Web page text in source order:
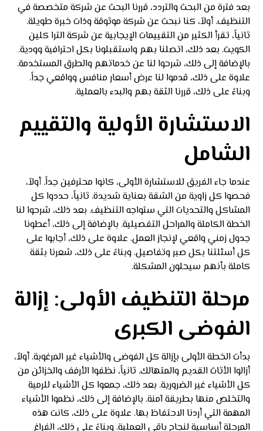
بعد فترة من البحث والتردد، قررنا البحث عن شركة متخصصة في
التنظيف. أولاً، كنا نبحث عن شركة موثوقة وذات خبرة طويلة.
ثانياً، تقرأ الكثير من التقييمات الإيجابية عن شركة الترا كلين
الكويت. بعد ذلك، اتصلنا بهم واستقبلونا بكل احترافية وودية.
بالإضافة إلى ذلك، شرحوا لنا عن خدماتهم والطرق المستخدمة.
علاوة على ذلك، قدموا لنا عرض أسعار منافس وواقعي جداً.
وبناءً على ذلك، قررنا الثقة بهم والبدء بالعملية.
الاستشارة الأولية والتقييم
الشامل
عندما جاء الفريق للاستشارة الأولى، كانوا محترفين جداً. أولاً،
فحصوا كل زاوية من الشقة بعناية شديدة. ثانياً، حددوا كل
المشاكل والتحديات التي ستواجه التنظيف. بعد ذلك، شرحوا لنا
الخطة الكاملة والمراحل التفصيلية. بالإضافة إلى ذلك، أعطونا
جدول زمني واقعي لإنجاز العمل. علاوة على ذلك، أجابوا على
كل أسئلتنا بكل صبر وتفاصيل. وبناءً على ذلك، شعرنا بثقة
كاملة بأنهم سيحلون المشكلة.
مرحلة التنظيف الأولى: إزالة
الفوضى الكبرى
بدأت الخطة الأولى بإزالة كل الفوضى والأشياء غير المرغوبة. أولاً،
أزالوا الأثاث القديم والمتهالك. ثانياً، نظفوا الأرفف والخزائن من
كل الأشياء غير الضرورية. بعد ذلك، جمعوا كل الأشياء للرمية
والتخلص منها بطريقة آمنة. بالإضافة إلى ذلك، نظموا الأشياء
المهمة التي أردنا الاحتفاظ بها. علاوة على ذلك، كانت هذه
المرحلة أساسية لنجاح باقي العملية. وبناءً على ذلك، الفراغ